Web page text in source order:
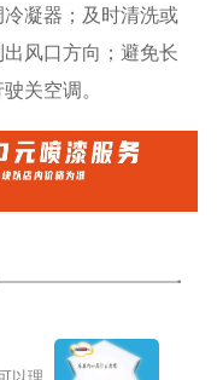
凝器；及时清洗或
风口方向；避免长
关空调。